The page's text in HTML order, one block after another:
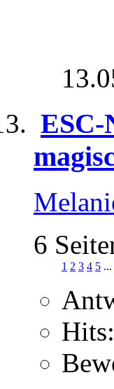
ESC-
6
1 2 3 4 5 ...